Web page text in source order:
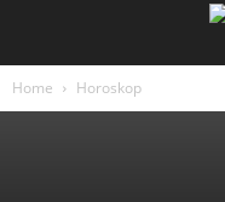
Home Horoskop